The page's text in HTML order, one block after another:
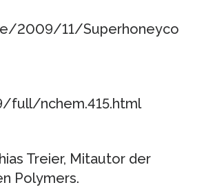
2009/11/Superhoneyco
nchem.415.html
Treier, Mitautor der
Polymers.